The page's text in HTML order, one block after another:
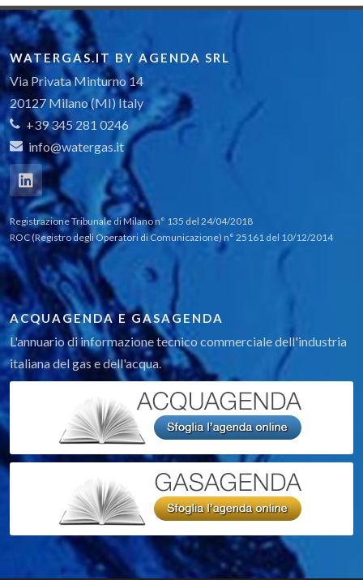
WATERGAS.IT BY AGENDA SRL
Via Privata Minturno 14
20127 Milano (MI) Italy
+39 345 281 0246
info@watergas.it
Registrazione Tribunale di Milano n° 135 del 24/04/2018
ROC (Registro degli Operatori di Comunicazione) n° 25161 del 10/12/2014
ACQUAGENDA E GASAGENDA
L'annuario di informazione tecnico commerciale dell'industria
italiana del gas e dell'acqua.